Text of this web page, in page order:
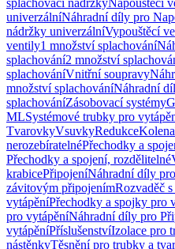
splachovací nádržkyNapouštěcí
univerzálníNáhradní díly pro
nádržky univerzálníVypouštěcí
ventily1 množství splachování
splachování2 množství
splachováníVnitřní soupravy
množství splachováníNáhradní
splachováníZásobovací systémy
MLSystémové trubky pro
TvarovkyVsuvkyRedukceKolena
nerozebíratelnéPřechodky a
Přechodky a spojení, rozdělitelné
krabicePřipojeníNáhradní díly
závitovým připojenímRozvaděč
vytápěníPřechodky a spojky pro
pro vytápěníNáhradní díly pro
vytápěníPříslušenstvíIzolace pro
nástěnkyTěsnění pro trubky a